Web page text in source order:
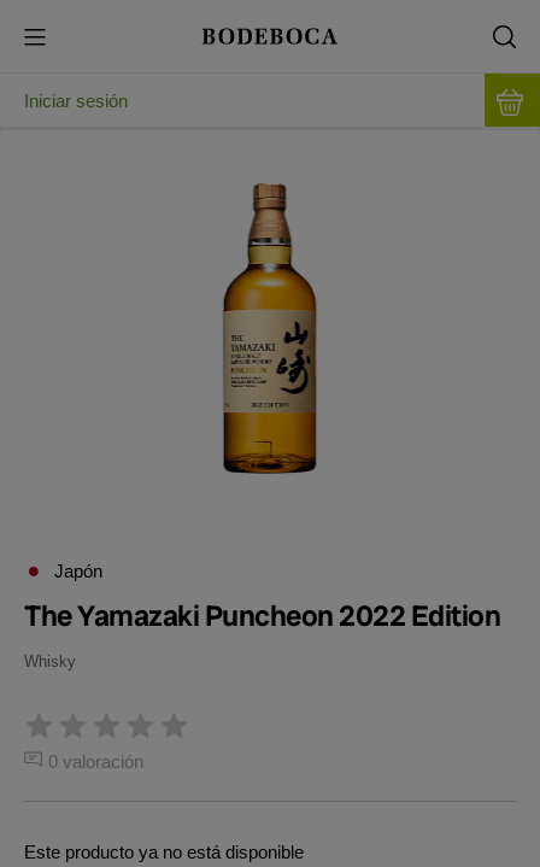
Iniciar sesión
Japón
The Yamazaki Puncheon 2022 Edition
Whisky
0 valoración
Este producto ya no está disponible